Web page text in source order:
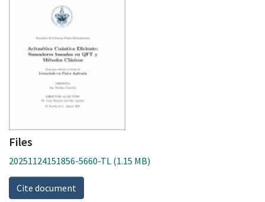
Files
20251124151856-5660-TL (1.15 MB)
Cite document